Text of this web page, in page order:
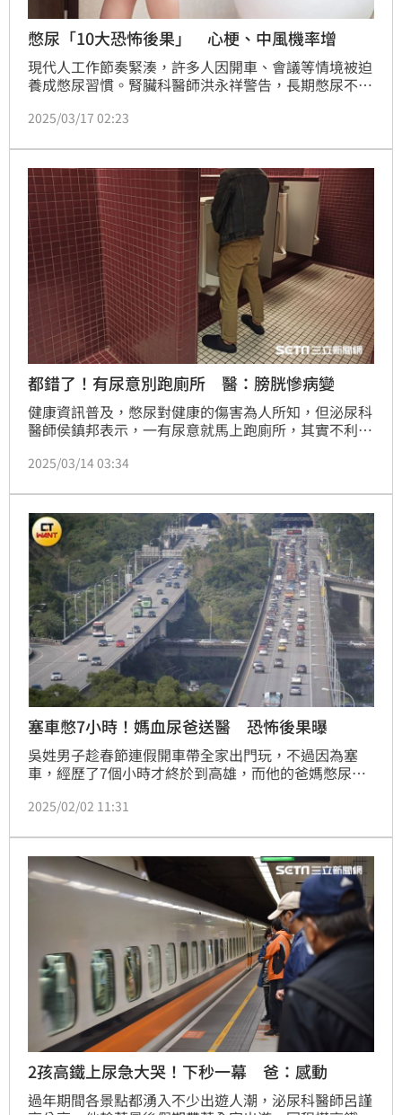
憋尿「10大恐怖後果」 心梗、中風機率增
現代人工作節奏緊湊，許多人因開車、會議等情境被迫
養成憋尿習慣。腎臟科醫師洪永祥警告，長期憋尿不只
升中風與心肌梗塞風險。此外，近期研究更發現，憋尿
2025/03/17 02:23
都錯了！有尿意別跑廁所 醫：膀胱慘病變
健康資訊普及，憋尿對健康的傷害為人所知，但泌尿科
醫師侯鎮邦表示，一有尿意就馬上跑廁所，其實不利於
這樣做並非憋尿，更不會導致尿路感染，而是發揮正常
嚴重干擾生活品質外，還會增加膀胱逼尿肌的負擔，最
終恐令排尿變又弱又細，甚至引起膀胱病變。
2025/03/14 03:34
塞車憋7小時！媽血尿爸送醫 恐怖後果曝
吳姓男子趁春節連假開車帶全家出門玩，不過因為塞
車，經歷了7個小時才終於到高雄，而他的爸媽憋尿憋
跑廁所，一次只尿一點點，且還很痛，尿出血尿；就醫
道炎，假期也因此泡湯。對此，國泰醫院泌尿科主治醫
師蔡樹衛分享，預防憋尿5大招。
2025/02/02 11:31
2孩高鐵上尿急大哭！下秒一幕 爸：感動
過年期間各景點都湧入不少出遊人潮，泌尿科醫師呂謹